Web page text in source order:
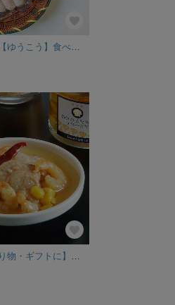
長崎伝統柑橘【ゆうこう】食べ比べセット